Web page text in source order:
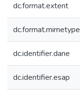
dc.format.extent
dc.format.mimetype
dc.identifier.dane
dc.identifier.esap